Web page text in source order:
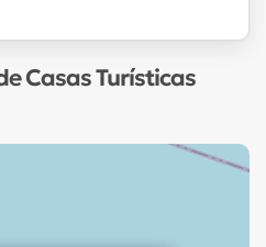
Casas Turísticas